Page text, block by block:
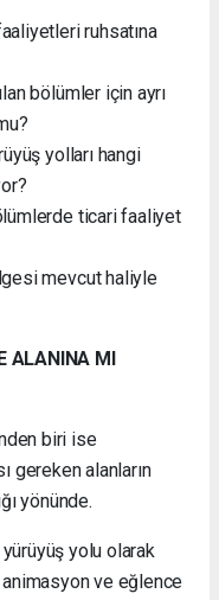
ruhsatına
bölümler için ayrı
yolları hangi
ticari faaliyet
mevcut haliyle
ALANINA MI
biri ise
gereken alanların
yönünde.
yolu olarak
ve eğlence